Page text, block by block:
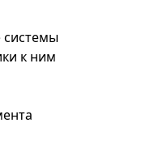
системы
к ним